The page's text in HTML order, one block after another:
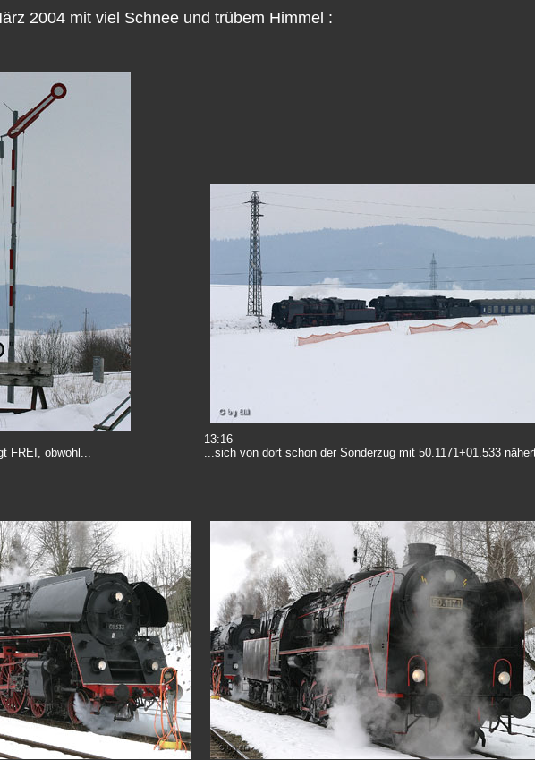
2004 mit viel Schnee und trübem Himmel :
FREI, obwohl...
13:16
...sich von dort schon der Sonderzug mit 50.1171+01.533